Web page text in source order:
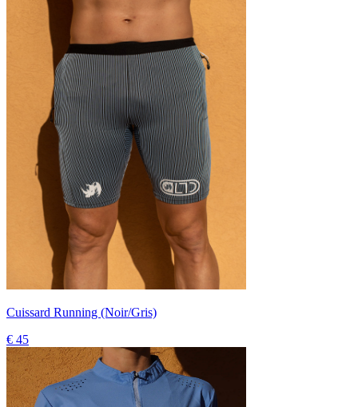
Cuissard Running (Noir/Gris)
€ 45